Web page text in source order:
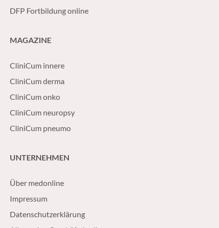
DFP Fortbildung online
MAGAZINE
CliniCum innere
CliniCum derma
CliniCum onko
CliniCum neuropsy
CliniCum pneumo
UNTERNEHMEN
Über medonline
Impressum
Datenschutzerklärung